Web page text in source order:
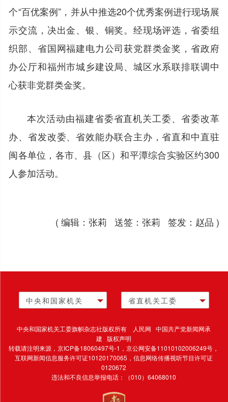
个“百优案例”，并从中推选20个优秀案例进行现场展
示交流，决出金、银、铜奖。经现场评选，省委组
织部、省国网福建电力公司获党群类金奖，省政府
办公厅和福州市城乡建设局、城区水系联排联调中
心获非党群类金奖。
本次活动由福建省委省直机关工委、省委改革
办、省发改委、省效能办联合主办，省直和中直驻
闽各单位，各市、县（区）和平潭综合实验区约300
人参加活动。
( 编辑：张莉 送签：张莉 签发：赵品 )
中央和国家机关 省直机关工委
中央和国家机关工委旗帜杂志社版权所有 人民网 中国共产党新闻网承
建 版权声明
转载请注明来源，京ICP备18060497号-1 ，京公网安备11010102006249号，
互联网新闻信息服务许可证10120170065，信息网络传播视听节目许可证
0120672
违法和不良信息举报电话：（010）64068010